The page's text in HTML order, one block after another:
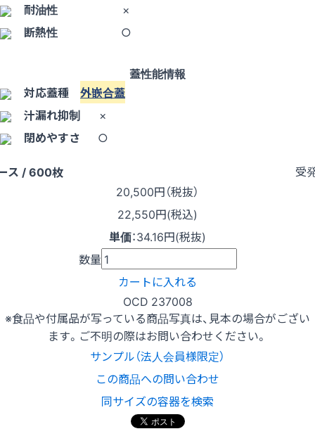
耐油性
×
断熱性
○
蓋性能情報
対応蓋種 外嵌合蓋
汁漏れ抑制
×
閉めやすさ
○
ス / 600枚
受
20,500円（税抜）
22,550円(税込)
単価：34.16円(税抜)
数量
カートに入れる
OCD 237008
※食品や付属品が写っている商品写真は、見本の場合がござい
ます。ご不明の際はお問い合わせください。
サンプル（法人会員様限定）
この商品への問い合わせ
同サイズの容器を検索